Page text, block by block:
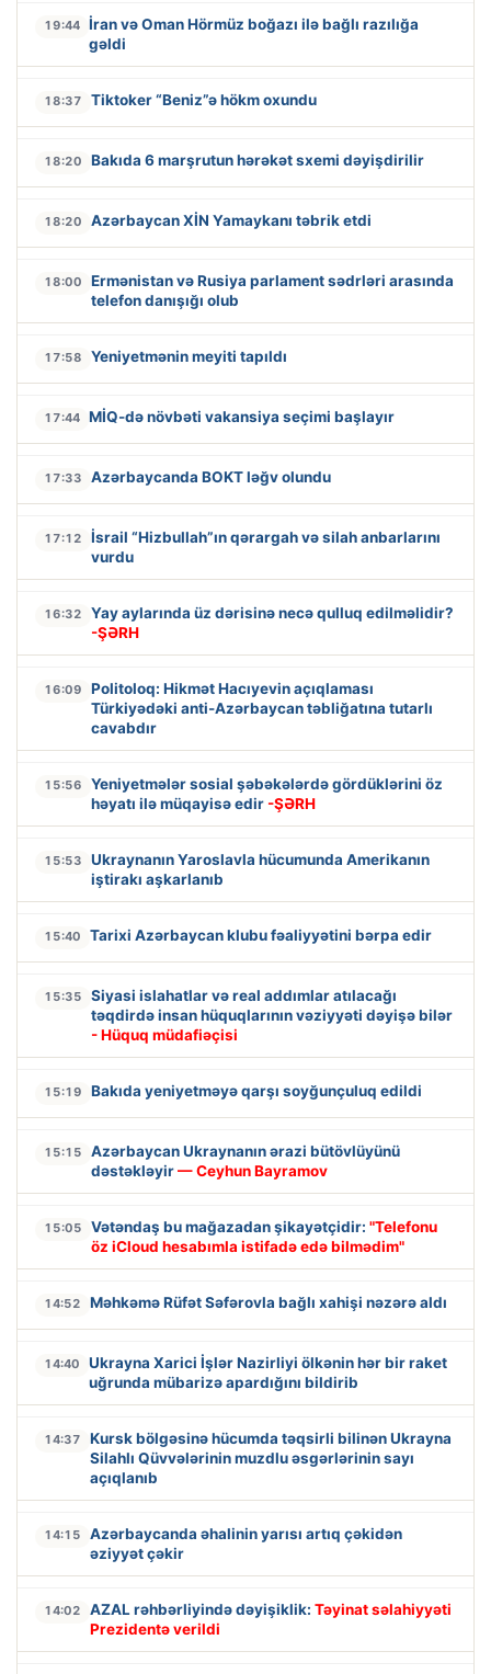
19:44 İran və Oman Hörmüz boğazı ilə bağlı razılığa
gəldi
18:37 Tiktoker “Beniz”ə hökm oxundu
18:20 Bakıda 6 marşrutun hərəkət sxemi dəyişdirilir
18:20 Azərbaycan XİN Yamaykanı təbrik etdi
18:00
Ermənistan və Rusiya parlament sədrləri arasında
telefon danışığı olub
17:58 Yeniyetmənin meyiti tapıldı
17:44 MİQ-də növbəti vakansiya seçimi başlayır
17:33 Azərbaycanda BOKT ləğv olundu
17:12
İsrail “Hizbullah”ın qərargah və silah anbarlarını
vurdu
16:32
Yay aylarında üz dərisinə necə qulluq edilməlidir?
-ŞƏRH
16:09
Politoloq: Hikmət Hacıyevin açıqlaması
Türkiyədəki anti-Azərbaycan təbliğatına tutarlı
cavabdır
15:56
Yeniyetmələr sosial şəbəkələrdə gördüklərini öz
həyatı ilə müqayisə edir -ŞƏRH
15:53
Ukraynanın Yaroslavla hücumunda Amerikanın
iştirakı aşkarlanıb
15:40 Tarixi Azərbaycan klubu fəaliyyətini bərpa edir
15:35
Siyasi islahatlar və real addımlar atılacağı
təqdirdə insan hüquqlarının vəziyyəti dəyişə bilər
- Hüquq müdafiəçisi
15:19 Bakıda yeniyetməyə qarşı soyğunçuluq edildi
15:15
Azərbaycan Ukraynanın ərazi bütövlüyünü
dəstəkləyir— Ceyhun Bayramov
15:05 Vətəndaş bu mağazadan şikayətçidir: "Telefonu
öz iCloud hesabımla istifadə edə bilmədim"
14:52 Məhkəmə Rüfət Səfərovla bağlı xahişi nəzərə aldı
14:40
Ukrayna Xarici İşlər Nazirliyi ölkənin hər bir raket
uğrunda mübarizə apardığını bildirib
14:37
Kursk bölgəsinə hücumda təqsirli bilinən Ukrayna
Silahlı Qüvvələrinin muzdlu əsgərlərinin sayı
açıqlanıb
14:15
Azərbaycanda əhalinin yarısı artıq çəkidən
əziyyət çəkir
14:02 AZAL rəhbərliyində dəyişiklik: Təyinat səlahiyyəti
Prezidentə verildi